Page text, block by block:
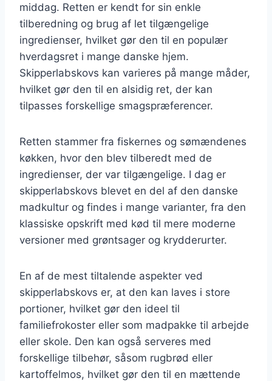
middag. Retten er kendt for sin enkle
tilberedning og brug af let tilgængelige
ingredienser, hvilket gør den til en populær
hverdagsret i mange danske hjem.
Skipperlabskovs kan varieres på mange måder,
hvilket gør den til en alsidig ret, der kan
tilpasses forskellige smagspræferencer.
Retten stammer fra fiskernes og sømændenes
køkken, hvor den blev tilberedt med de
ingredienser, der var tilgængelige. I dag er
skipperlabskovs blevet en del af den danske
madkultur og findes i mange varianter, fra den
klassiske opskrift med kød til mere moderne
versioner med grøntsager og krydderurter.
En af de mest tiltalende aspekter ved
skipperlabskovs er, at den kan laves i store
portioner, hvilket gør den ideel til
familiefrokoster eller som madpakke til arbejde
eller skole. Den kan også serveres med
forskellige tilbehør, såsom rugbrød eller
kartoffelmos, hvilket gør den til en mættende